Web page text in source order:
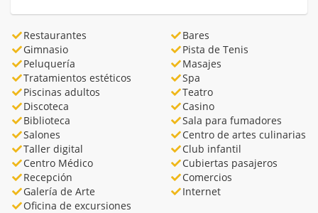
Restaurantes
Bares
Gimnasio
Pista de Tenis
Peluquería
Masajes
Tratamientos estéticos
Spa
Piscinas adultos
Teatro
Discoteca
Casino
Biblioteca
Sala para fumadores
Salones
Centro de artes culinarias
Taller digital
Club infantil
Centro Médico
Cubiertas pasajeros
Recepción
Comercios
Galería de Arte
Internet
Oficina de excursiones